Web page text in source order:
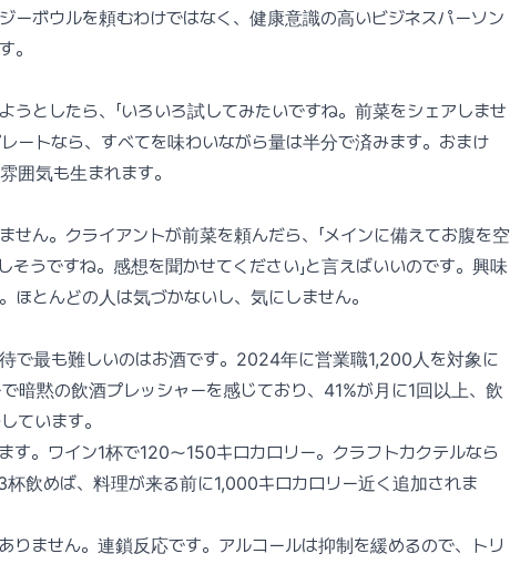
ーボウルを頼むわけではなく、健康意識の高いビジネスパーソン
。
としたら、「いろいろ試してみたいですね。前菜をシェアしませ
ートなら、すべてを味わいながら量は半分で済みます。おまけ
囲気も生まれます。
せん。クライアントが前菜を頼んだら、「メインに備えてお腹を空
そうですね。感想を聞かせてください」と言えばいいのです。興味
とんどの人は気づかないし、気にしません。
で最も難しいのはお酒です。2024年に営業職1,200人を対象に
暗黙の飲酒プレッシャーを感じており、41%が月に1回以上、飲
ています。
す。ワイン1杯で120〜150キロカロリー。クラフトカクテルなら
飲めば、料理が来る前に1,000キロカロリー近く追加されま
りません。連鎖反応です。アルコールは抑制を緩めるので、トリ